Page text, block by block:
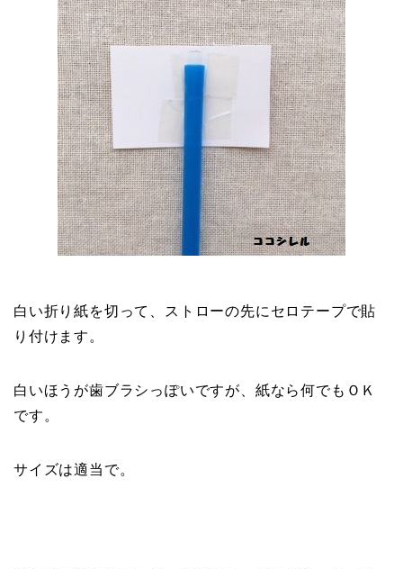
白い折り紙を切って、ストローの先にセロテープで貼
り付けます。
白いほうが歯ブラシっぽいですが、紙なら何でもＯＫ
です。
サイズは適当で。